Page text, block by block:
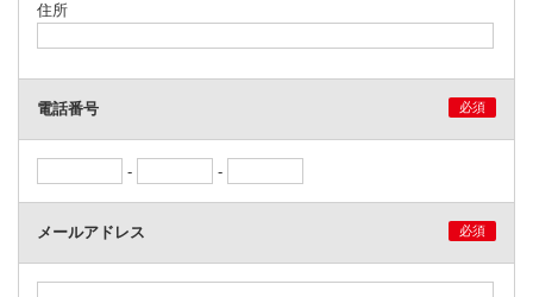
住所
電話番号 必須
- -
メールアドレス 必須